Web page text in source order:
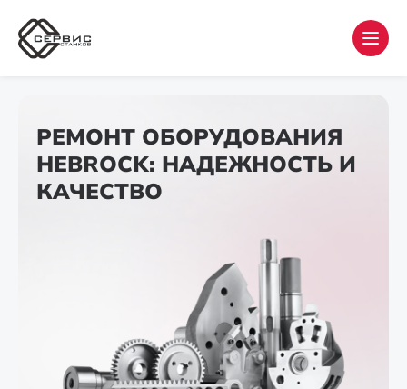
РЕМОНТ ОБОРУДОВАНИЯ
HEBROCK: НАДЕЖНОСТЬ И
КАЧЕСТВО